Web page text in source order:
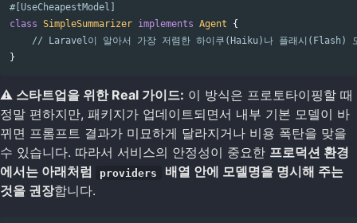
#[UseCheapestModel]
class SimpleSummarizer implements Agent
{
// Laravel이 알아서 가장 저렴한 하이쿠(Haiku)나 플래시(Flash)
}
⚠️ 스타트업을 위한 Real 가이드: 이 방식은 프로토타이핑할 때
정말 편하지만, 패키지가 업데이트되면서 내부 기본 모델이 바
뀌면 프롬프트 결과가 미묘하게 달라지거나 비용 폭탄을 맞을
수 있습니다. 따라서 서비스의 안정성이 중요한 프로덕션 환경
에서는 아래처럼
providers
배열 안에 모델명을 명시해 주는
것을 권장합니다.